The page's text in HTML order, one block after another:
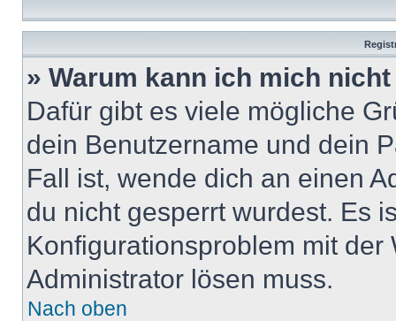
» Warum kann ich mich
Dafür gibt es viele mögliche
dein Benutzername und dein
Fall ist, wende dich an einen
du nicht gesperrt wurdest. Es
Konfigurationsproblem mit
Administrator lösen muss.
Nach oben